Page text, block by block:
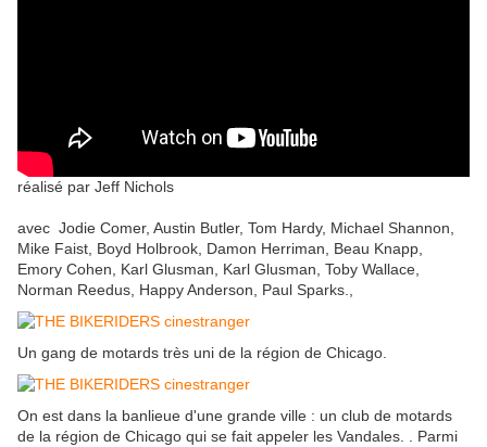
réalisé par Jeff Nichols
avec Jodie Comer, Austin Butler, Tom Hardy, Michael Shannon,
Mike Faist, Boyd Holbrook, Damon Herriman, Beau Knapp,
Emory Cohen, Karl Glusman, Karl Glusman, Toby Wallace,
Norman Reedus, Happy Anderson, Paul Sparks.,
Un gang de motards très uni de la région de Chicago.
On est dans la banlieue d'une grande ville : un club de motards
de la région de Chicago qui se fait appeler les Vandales. . Parmi